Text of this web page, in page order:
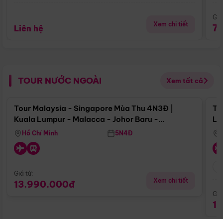
Liên hệ Xem chi tiết
TOUR NƯỚC NGOÀI Xem tất cả
Điểm nổi bật
Tour Malaysia - Singapore Mùa Thu 4N3Đ |
Kuala Lumpur - Malacca - Johor Baru -
Singapore
Hồ Chí Minh 5N4Đ
Giá từ:
13.990.000đ Xem chi tiết